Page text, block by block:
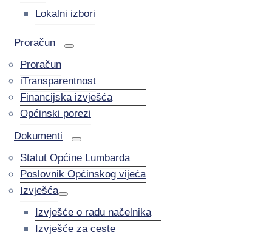
Lokalni izbori
Proračun
Proračun
iTransparentnost
Financijska izvješća
Općinski porezi
Dokumenti
Statut Općine Lumbarda
Poslovnik Općinskog vijeća
Izvješća
Izvješće o radu načelnika
Izvješće za ceste